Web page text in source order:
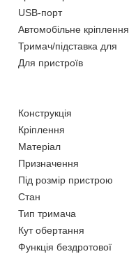
USB-порт
Автомобільне кріплення
Тримач/підставка для
Для пристроїв
Конструкція
Кріплення
Матеріал
Призначення
Під розмір пристрою
Стан
Тип тримача
Кут обертання
Функція бездротової